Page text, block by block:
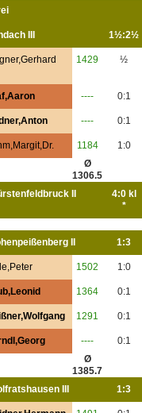
III 1½:2½
1429 ½
---- 0:1
---- 0:1
1184
1:0
Ø
1306.5
II
4:0 kl
*
II 1:3
1502 1:0
1364 0:1
1291 0:1
----
0:1
Ø
1385.7
III 1:3